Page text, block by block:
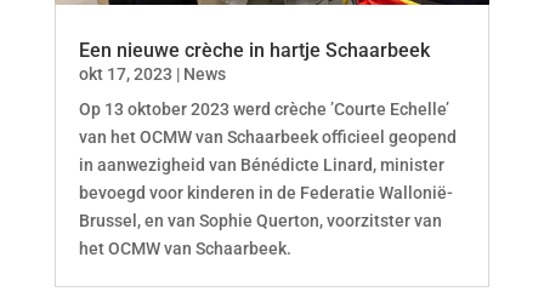
Een nieuwe crèche in hartje Schaarbeek
okt 17, 2023 | News
Op 13 oktober 2023 werd crèche ’Courte Echelle’
van het OCMW van Schaarbeek officieel geopend
in aanwezigheid van Bénédicte Linard, minister
bevoegd voor kinderen in de Federatie Wallonië-
Brussel, en van Sophie Querton, voorzitster van
het OCMW van Schaarbeek.